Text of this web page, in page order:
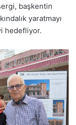
başkentin
yaratmayı
hedefliyor.